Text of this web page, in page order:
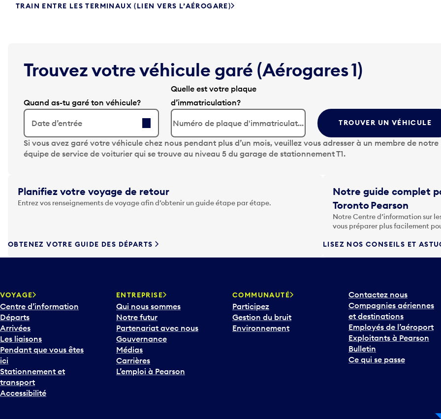
TRAIN ENTRE LES TERMINAUX (LIEN VERS L’AÉROGARE)
Trouvez votre véhicule garé (Aérogares 1)
Quand as-tu garé ton véhicule?
Date d’entrée
A
p
y
e
z
r
u
c
h
e
F
l
c
h
e
Quelle est votre plaque
d’immatriculation?
TROUVER UN VÉHICULE
Si vous avez garé votre véhicule chez nous pendant plus d’un mois, veuillez vous adresser à un membre de notre
équipe de service de voiturier qui se trouve au niveau 5 du garage de stationnement T1.
Planifiez votre voyage de retour
Entrez vos renseignements de voyage afin d’obtenir un guide étape par étape.
OBTENEZ VOTRE GUIDE DES DÉPARTS
Notre guide complet
Toronto Pearson
Notre Centre d’information sur
vous préparer plus facilement
LISEZ NOS CONSEILS ET
VOYAGE
Centre d’information
Départs
Arrivées
Les liaisons
Pendant que vous êtes
ici
Stationnement et
transport
Accessibilité
ENTREPRISE
Qui nous sommes
Notre futur
Partenariat avec nous
Gouvernance
Médias
Carrières
L’emploi à Pearson
COMMUNAUTÉ
Participez
Gestion du bruit
Environnement
Contactez nous
Compagnies aériennes
et destinations
Employés de l’aéroport
Exploitants à Pearson
Bulletin
Ce qui se passe